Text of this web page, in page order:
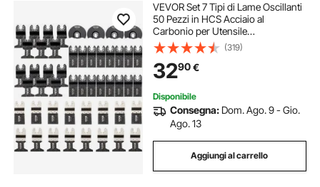
VEVOR Set 7 Tipi di Lame Oscillanti
50 Pezzi in HCS Acciaio al
Carbonio per Utensile
Multifunzione Taglio per Legno
Metallo, Kit Lame Multifunzione 7
Tipi Sostituibili per Taglio di Metallo
Plastica
(319)
3290€
Disponibile
Consegna: Dom. Ago. 9 - Gio.
Ago. 13
Aggiungi al carrello